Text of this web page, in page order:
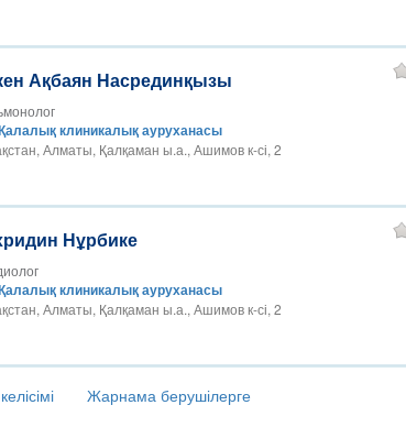
Ақбаян Насрединқызы
клиникалық ауруханасы
Алматы, Қалқаман ы.а., Ашимов к-сі, 2
Нұрбике
клиникалық ауруханасы
Алматы, Қалқаман ы.а., Ашимов к-сі, 2
Жарнама берушілерге